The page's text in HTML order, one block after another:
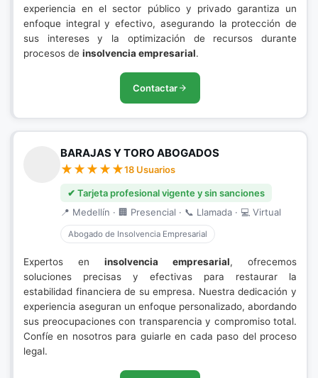
experiencia en el sector público y privado garantiza un
enfoque integral y efectivo, asegurando la protección de
sus intereses y la optimización de recursos durante
procesos de insolvencia empresarial.
Contactar
BARAJAS Y TORO ABOGADOS
18 Usuarios
✔ Tarjeta profesional vigente y sin sanciones
📍 Medellín · 🏢 Presencial · 📞 Llamada · 💻 Virtual
Abogado de Insolvencia Empresarial
Expertos en insolvencia empresarial, ofrecemos
soluciones precisas y efectivas para restaurar la
estabilidad financiera de su empresa. Nuestra dedicación y
experiencia aseguran un enfoque personalizado, abordando
sus preocupaciones con transparencia y compromiso total.
Confíe en nosotros para guiarle en cada paso del proceso
legal.